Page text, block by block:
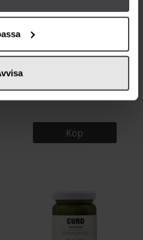
Gran Cucina Pistagekräm 220g
Köp